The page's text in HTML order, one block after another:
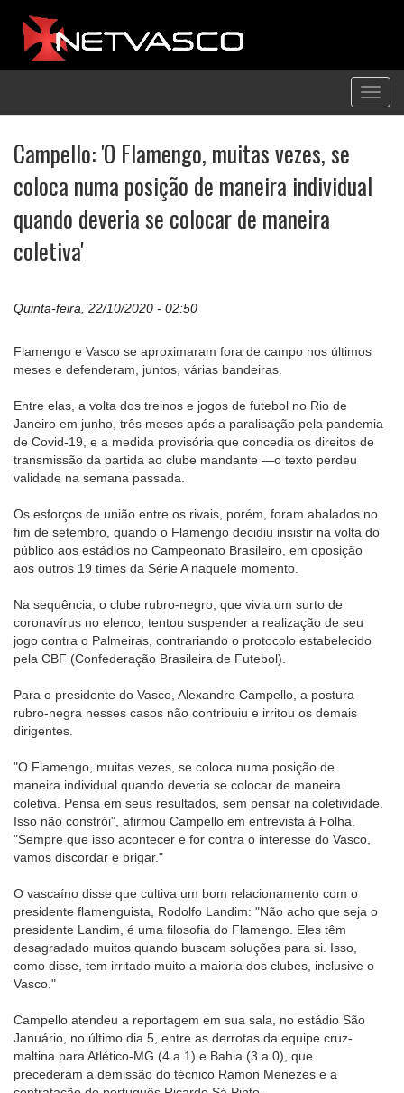
Campello: 'O Flamengo, muitas vezes, se
coloca numa posição de maneira individual
quando deveria se colocar de maneira
coletiva'
Quinta-feira, 22/10/2020 - 02:50
Flamengo e Vasco se aproximaram fora de campo nos últimos
meses e defenderam, juntos, várias bandeiras.
Entre elas, a volta dos treinos e jogos de futebol no Rio de
Janeiro em junho, três meses após a paralisação pela pandemia
de Covid-19, e a medida provisória que concedia os direitos de
transmissão da partida ao clube mandante —o texto perdeu
validade na semana passada.
Os esforços de união entre os rivais, porém, foram abalados no
fim de setembro, quando o Flamengo decidiu insistir na volta do
público aos estádios no Campeonato Brasileiro, em oposição
aos outros 19 times da Série A naquele momento.
Na sequência, o clube rubro-negro, que vivia um surto de
coronavírus no elenco, tentou suspender a realização de seu
jogo contra o Palmeiras, contrariando o protocolo estabelecido
pela CBF (Confederação Brasileira de Futebol).
Para o presidente do Vasco, Alexandre Campello, a postura
rubro-negra nesses casos não contribuiu e irritou os demais
dirigentes.
"O Flamengo, muitas vezes, se coloca numa posição de
maneira individual quando deveria se colocar de maneira
coletiva. Pensa em seus resultados, sem pensar na coletividade.
Isso não constrói", afirmou Campello em entrevista à Folha.
"Sempre que isso acontecer e for contra o interesse do Vasco,
vamos discordar e brigar."
O vascaíno disse que cultiva um bom relacionamento com o
presidente flamenguista, Rodolfo Landim: "Não acho que seja o
presidente Landim, é uma filosofia do Flamengo. Eles têm
desagradado muitos quando buscam soluções para si. Isso,
como disse, tem irritado muito a maioria dos clubes, inclusive o
Vasco."
Campello atendeu a reportagem em sua sala, no estádio São
Januário, no último dia 5, entre as derrotas da equipe cruz-
maltina para Atlético-MG (4 a 1) e Bahia (3 a 0), que
precederam a demissão do técnico Ramon Menezes e a